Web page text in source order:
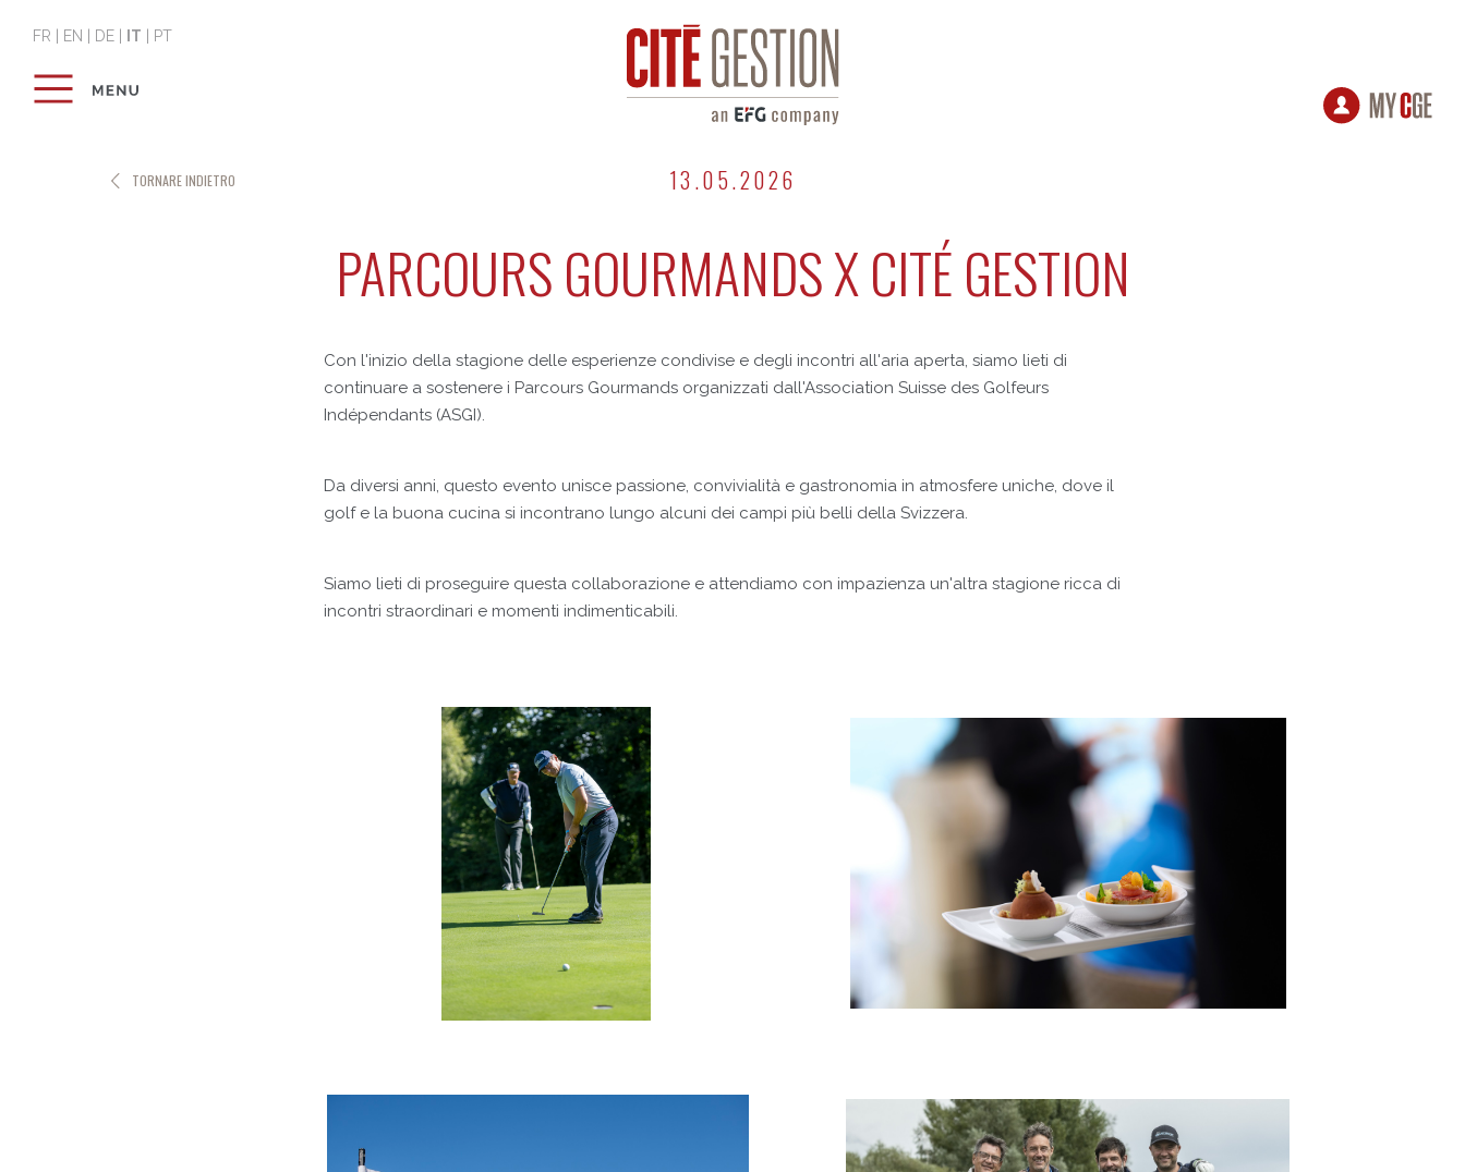
FR EN DE IT PT
13.05.2026
PARCOURS GOURMANDS X CITÉ GESTION
Con l'inizio della stagione delle esperienze condivise e degli incontri all'aria aperta, siamo lieti di
continuare a sostenere i Parcours Gourmands organizzati dall'Association Suisse des Golfeurs
Indépendants (ASGI).
Da diversi anni, questo evento unisce passione, convivialità e gastronomia in atmosfere uniche, dove il
golf e la buona cucina si incontrano lungo alcuni dei campi più belli della Svizzera.
Siamo lieti di proseguire questa collaborazione e attendiamo con impazienza un'altra stagione ricca di
incontri straordinari e momenti indimenticabili.
TORNARE INDIETRO